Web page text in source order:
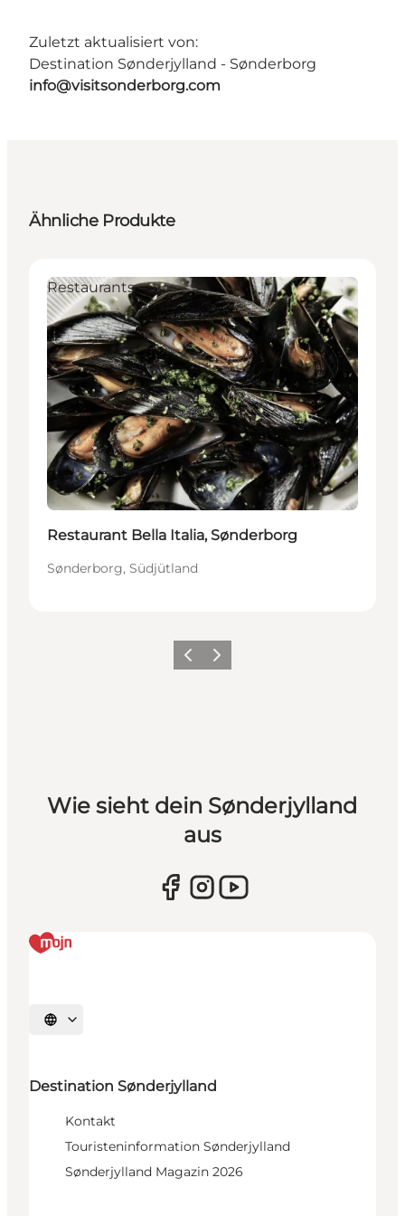
Zuletzt aktualisiert von:
Destination Sønderjylland - Sønderborg
info@visitsonderborg.com
Ähnliche Produkte
Restaurants
Restaurant Bella Italia, Sønderborg
Sønderborg, Südjütland
ZurückWeiter
Wie sieht dein Sønderjylland
aus
Sprache auswählen
Destination Sønderjylland
Kontakt
Touristeninformation Sønderjylland
Sønderjylland Magazin 2026